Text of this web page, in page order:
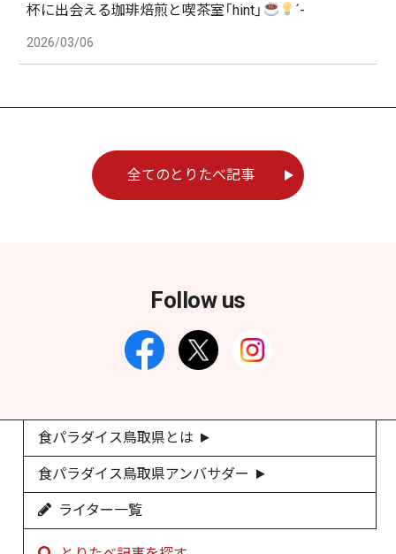
杯に出会える珈琲焙煎と喫茶室「hint」
´-
2026/03/06
全てのとりたべ記事
Follow us
食パラダイス鳥取県とは
食パラダイス鳥取県アンバサダー
ライター一覧